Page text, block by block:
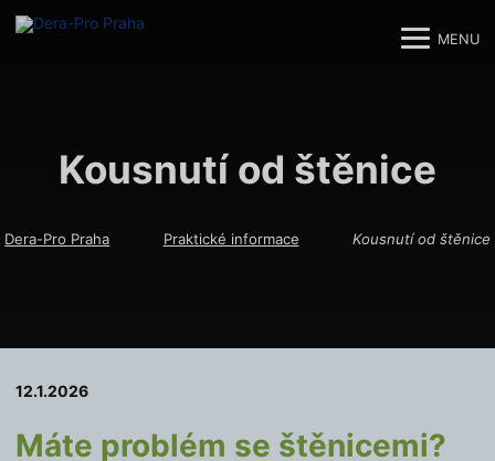
MENU
Kousnutí od štěnice
Dera-Pro Praha Praktické informace Kousnutí od štěnice
12.1.2026
Máte problém se štěnicemi?